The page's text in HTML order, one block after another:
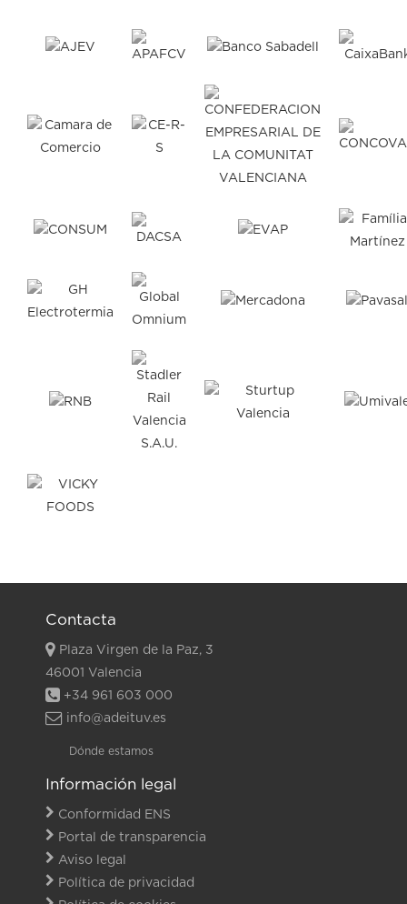
Contacta
Plaza Virgen de la Paz, 3
46001 Valencia
+34 961 603 000
info@adeituv.es
Dónde estamos
Información legal
Conformidad ENS
Portal de transparencia
Aviso legal
Política de privacidad